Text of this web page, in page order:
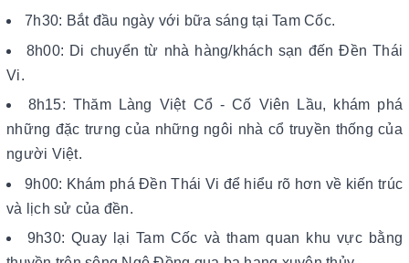
7h30: Bắt đầu ngày với bữa sáng tại Tam Cốc.
8h00: Di chuyển từ nhà hàng/khách sạn đến Đền Thái
Vi.
8h15: Thăm Làng Việt Cổ - Cố Viên Lầu, khám phá
những đặc trưng của những ngôi nhà cổ truyền thống của
người Việt.
9h00: Khám phá Đền Thái Vi để hiểu rõ hơn về kiến trúc
và lịch sử của đền.
9h30: Quay lại Tam Cốc và tham quan khu vực bằng